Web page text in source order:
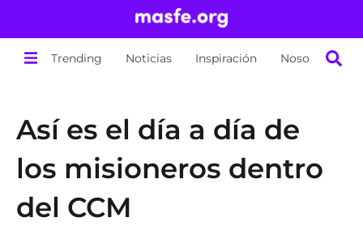
Trending Noticias Inspiración Nosotros
Así es el día a día de
los misioneros dentro
del CCM